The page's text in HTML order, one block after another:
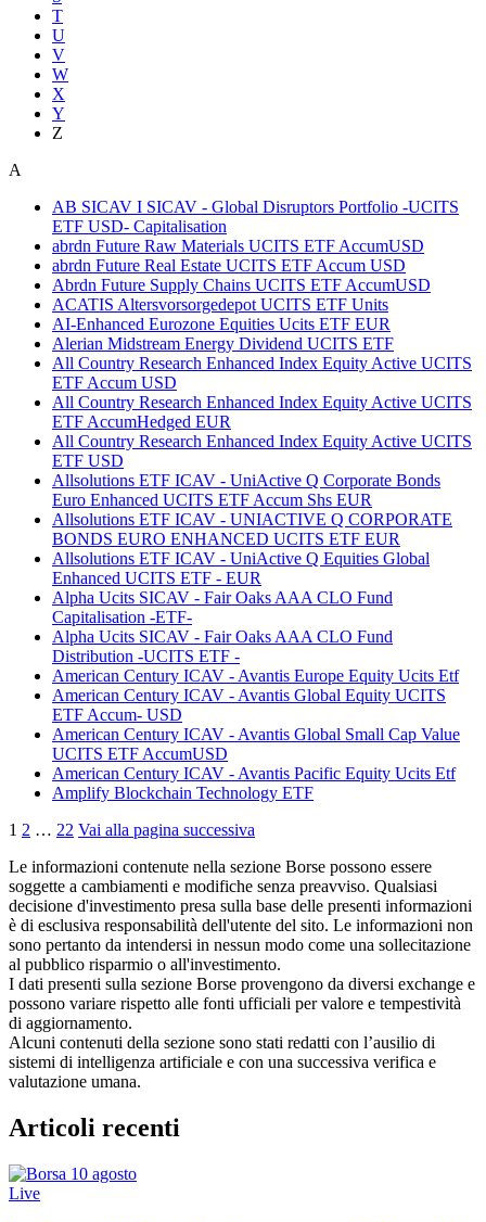
T
U
V
W
X
Y
Z
A
AB SICAV I SICAV - Global Disruptors Portfolio -UCITS
ETF USD- Capitalisation
abrdn Future Raw Materials UCITS ETF AccumUSD
abrdn Future Real Estate UCITS ETF Accum USD
Abrdn Future Supply Chains UCITS ETF AccumUSD
ACATIS Altersvorsorgedepot UCITS ETF Units
AI-Enhanced Eurozone Equities Ucits ETF EUR
Alerian Midstream Energy Dividend UCITS ETF
All Country Research Enhanced Index Equity Active UCITS
ETF Accum USD
All Country Research Enhanced Index Equity Active UCITS
ETF AccumHedged EUR
All Country Research Enhanced Index Equity Active UCITS
ETF USD
Allsolutions ETF ICAV - UniActive Q Corporate Bonds
Euro Enhanced UCITS ETF Accum Shs EUR
Allsolutions ETF ICAV - UNIACTIVE Q CORPORATE
BONDS EURO ENHANCED UCITS ETF EUR
Allsolutions ETF ICAV - UniActive Q Equities Global
Enhanced UCITS ETF - EUR
Alpha Ucits SICAV - Fair Oaks AAA CLO Fund
Capitalisation -ETF-
Alpha Ucits SICAV - Fair Oaks AAA CLO Fund
Distribution -UCITS ETF -
American Century ICAV - Avantis Europe Equity Ucits Etf
American Century ICAV - Avantis Global Equity UCITS
ETF Accum- USD
American Century ICAV - Avantis Global Small Cap Value
UCITS ETF AccumUSD
American Century ICAV - Avantis Pacific Equity Ucits Etf
Amplify Blockchain Technology ETF
1 2 … 22 Vai alla pagina successiva
Le informazioni contenute nella sezione Borse possono essere
soggette a cambiamenti e modifiche senza preavviso. Qualsiasi
decisione d'investimento presa sulla base delle presenti informazioni
è di esclusiva responsabilità dell'utente del sito. Le informazioni non
sono pertanto da intendersi in nessun modo come una sollecitazione
al pubblico risparmio o all'investimento.
I dati presenti sulla sezione Borse provengono da diversi exchange e
possono variare rispetto alle fonti ufficiali per valore e tempestività
di aggiornamento.
Alcuni contenuti della sezione sono stati redatti con l’ausilio di
sistemi di intelligenza artificiale e con una successiva verifica e
valutazione umana.
Articoli recenti
Live